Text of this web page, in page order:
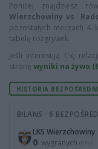
Poniżej znajdziesz
Wierzchowiny vs.
pozostałych meczach 4.
tabelę rozgrywek.
Jeśli interesują Cię
stronę wyniki na żywo
HISTORIA
BILANS · 6
LKS Wierzchowiny
0 wygranych (0%)